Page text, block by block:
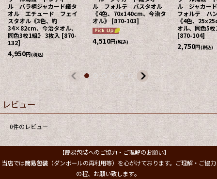
ル ジャカード織タオル
フォルテ ハンカチタオル
《4色、25x25cm、今治タ
オル、同色5枚1組》 5枚入
[870-104]
2,750円 (税込)
ル バラ柄ジャカード織タ
オル プレリュード フェ
イスタオル《5色、約
34×80cm、今治タオル、
同色3枚1組》 3枚入
[ 870-
332]
4,950 (税込)
ル ジャカー
エレノア フ
《3色、約
タオル、同色
入[870-020
4,950円(税込)
レビュー
0件のレビュー
【簡易包装へのご協力・ご理解のお願い】
当店では簡易包装（ダンボールの再利用等）を心がけております。ご理解・ご協力
の程、お願い致します。